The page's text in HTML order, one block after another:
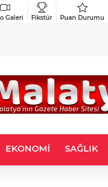
Galeri Fikstür Puan Durumu
EKONOMİ SAĞLIK